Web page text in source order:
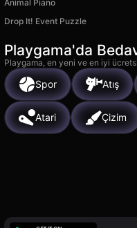
Animal Piano
Drop It! Event Puzzle
Playgama'da
Playgama, en yeni ve en iyi
Spor Atış
Atari Çizim